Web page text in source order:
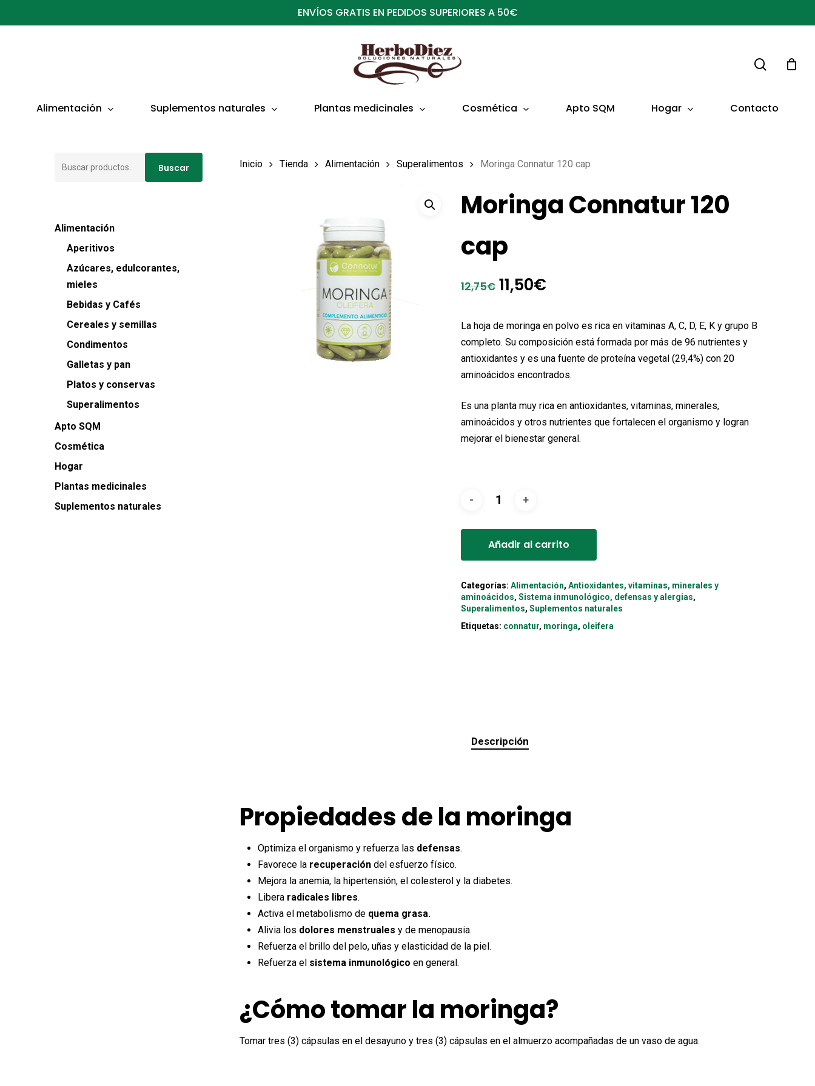
al
ENVÍOS GRATIS EN PEDIDOS SUPERIORES A 50€
Presionar ENTER para buscar o ESC para cerrar
Alimentación Suplementos naturales Plantas medicinales Cosmética Apto SQM Hogar Contacto
Buscar
Alimentación
Aperitivos
Azúcares, edulcorantes,
mieles
Bebidas y Cafés
Cereales y semillas
Condimentos
Galletas y pan
Platos y conservas
Superalimentos
Apto SQM
Cosmética
Hogar
Plantas medicinales
Suplementos naturales
Inicio Tienda Alimentación Superalimentos Moringa Connatur 120 cap
Moringa Connatur 120
cap
12,75€ El
original
era:
12,75€.
11,50€
actual
es:
11,50€.
La hoja de moringa en polvo es rica en vitaminas A, C, D, E, K y grupo B
completo. Su composición está formada por más de 96 nutrientes y
antioxidantes y es una fuente de proteína vegetal (29,4%) con 20
aminoácidos encontrados.
Es una planta muy rica en antioxidantes, vitaminas, minerales,
aminoácidos y otros nutrientes que fortalecen el organismo y logran
mejorar el bienestar general.
Añadir al carrito
Categorías:Alimentación,Antioxidantes, vitaminas, minerales y
aminoácidos,Sistema inmunológico, defensas y alergias,
Superalimentos,Suplementos naturales
Etiquetas: connatur, moringa, oleifera
Descripción
Propiedades de la moringa
Optimiza el organismo y refuerza las defensas.
Favorece la recuperación del esfuerzo físico.
Mejora la anemia, la hipertensión, el colesterol y la diabetes.
Libera radicales libres.
Activa el metabolismo de quema grasa.
Alivia los dolores menstruales y de menopausia.
Refuerza el brillo del pelo, uñas y elasticidad de la piel.
Refuerza el sistema inmunológico en general.
¿Cómo tomar la moringa?
Tomar tres (3) cápsulas en el desayuno y tres (3) cápsulas en el almuerzo acompañadas de un vaso de agua.